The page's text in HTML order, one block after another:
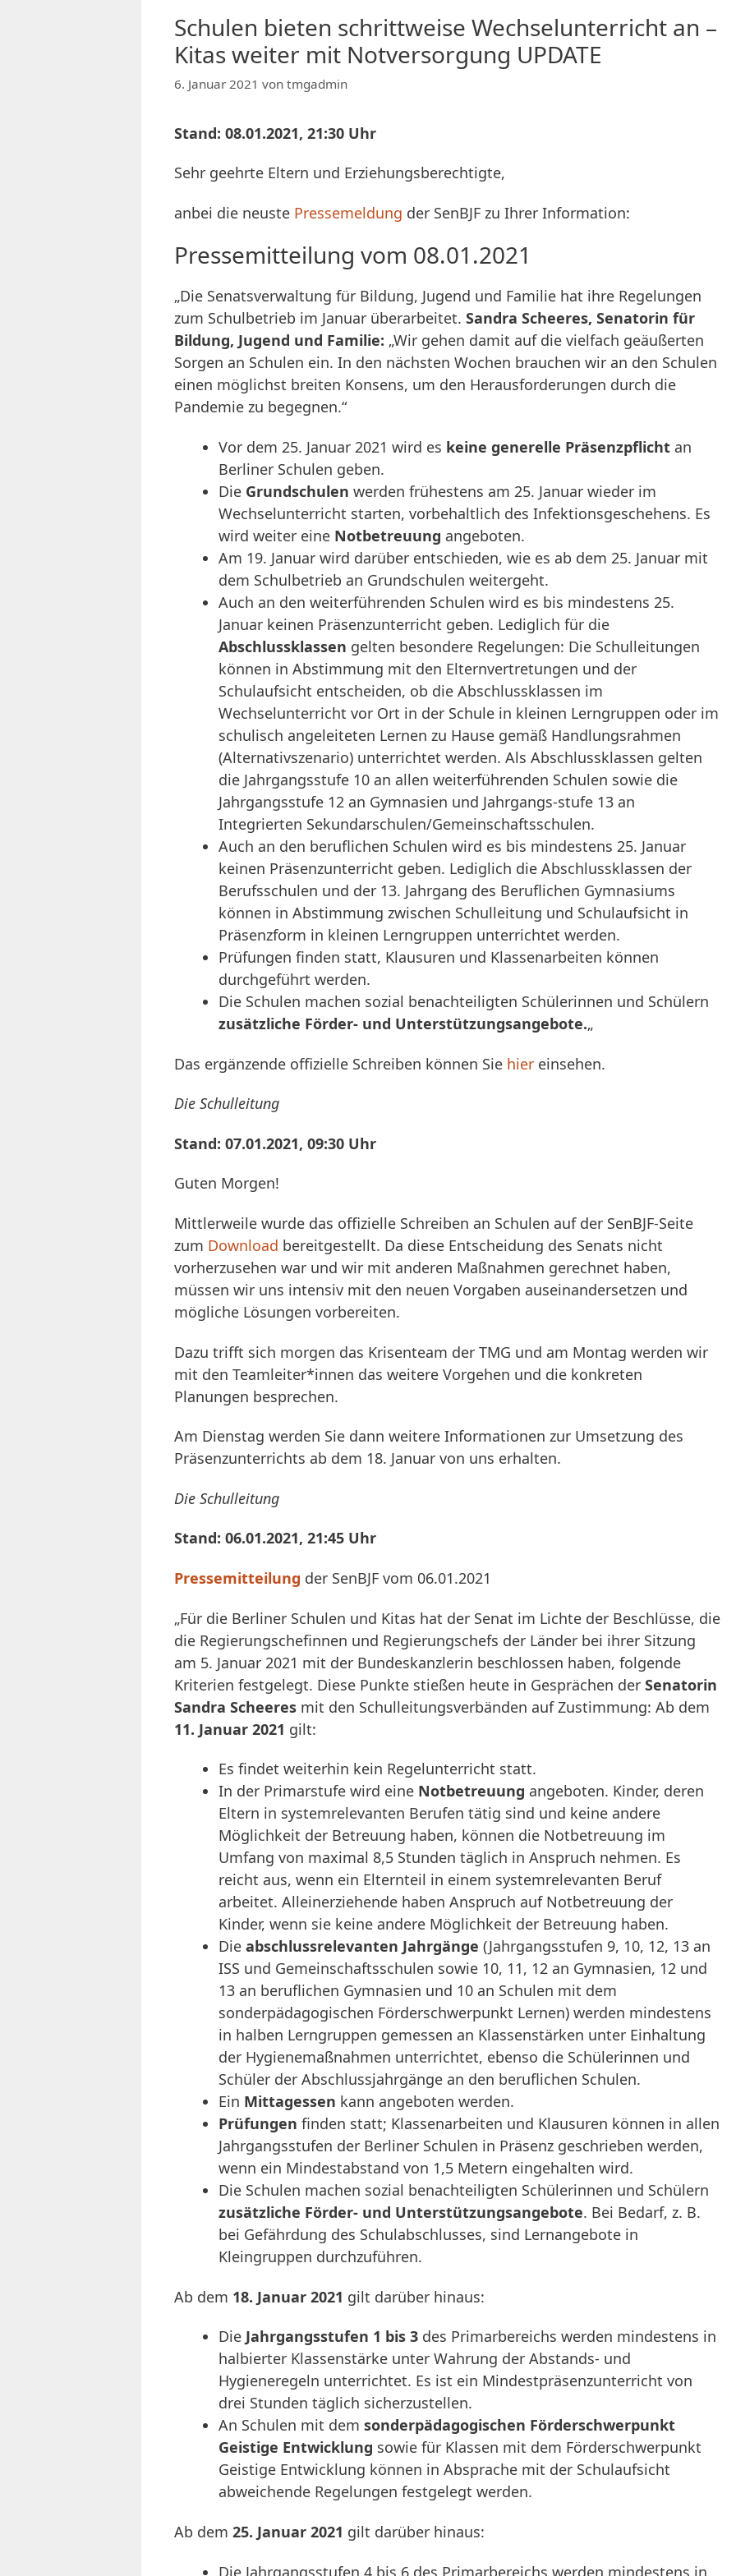
Schulen bieten schrittweise Wechselunterricht an –
Kitas weiter mit Notversorgung UPDATE
6. Januar 2021 von tmgadmin
Stand: 08.01.2021, 21:30 Uhr
Sehr geehrte Eltern und Erziehungsberechtigte,
anbei die neuste Pressemeldung der SenBJF zu Ihrer Information:
Pressemitteilung vom 08.01.2021
„Die Senatsverwaltung für Bildung, Jugend und Familie hat ihre Regelungen
zum Schulbetrieb im Januar überarbeitet. Sandra Scheeres, Senatorin für
Bildung, Jugend und Familie: „Wir gehen damit auf die vielfach geäußerten
Sorgen an Schulen ein. In den nächsten Wochen brauchen wir an den Schulen
einen möglichst breiten Konsens, um den Herausforderungen durch die
Pandemie zu begegnen.“
Vor dem 25. Januar 2021 wird es keine generelle Präsenzpflicht an
Berliner Schulen geben.
Die Grundschulen werden frühestens am 25. Januar wieder im
Wechselunterricht starten, vorbehaltlich des Infektionsgeschehens. Es
wird weiter eine Notbetreuung angeboten.
Am 19. Januar wird darüber entschieden, wie es ab dem 25. Januar mit
dem Schulbetrieb an Grundschulen weitergeht.
Auch an den weiterführenden Schulen wird es bis mindestens 25.
Januar keinen Präsenzunterricht geben. Lediglich für die
Abschlussklassen gelten besondere Regelungen: Die Schulleitungen
können in Abstimmung mit den Elternvertretungen und der
Schulaufsicht entscheiden, ob die Abschlussklassen im
Wechselunterricht vor Ort in der Schule in kleinen Lerngruppen oder im
schulisch angeleiteten Lernen zu Hause gemäß Handlungsrahmen
(Alternativszenario) unterrichtet werden. Als Abschlussklassen gelten
die Jahrgangsstufe 10 an allen weiterführenden Schulen sowie die
Jahrgangsstufe 12 an Gymnasien und Jahrgangs-stufe 13 an
Integrierten Sekundarschulen/Gemeinschaftsschulen.
Auch an den beruflichen Schulen wird es bis mindestens 25. Januar
keinen Präsenzunterricht geben. Lediglich die Abschlussklassen der
Berufsschulen und der 13. Jahrgang des Beruflichen Gymnasiums
können in Abstimmung zwischen Schulleitung und Schulaufsicht in
Präsenzform in kleinen Lerngruppen unterrichtet werden.
Prüfungen finden statt, Klausuren und Klassenarbeiten können
durchgeführt werden.
Die Schulen machen sozial benachteiligten Schülerinnen und Schülern
zusätzliche Förder- und Unterstützungsangebote.„
Das ergänzende offizielle Schreiben können Sie hier einsehen.
Die Schulleitung
Stand: 07.01.2021, 09:30 Uhr
Guten Morgen!
Mittlerweile wurde das offizielle Schreiben an Schulen auf der SenBJF-Seite
zum Download bereitgestellt. Da diese Entscheidung des Senats nicht
vorherzusehen war und wir mit anderen Maßnahmen gerechnet haben,
müssen wir uns intensiv mit den neuen Vorgaben auseinandersetzen und
mögliche Lösungen vorbereiten.
Dazu trifft sich morgen das Krisenteam der TMG und am Montag werden wir
mit den Teamleiter*innen das weitere Vorgehen und die konkreten
Planungen besprechen.
Am Dienstag werden Sie dann weitere Informationen zur Umsetzung des
Präsenzunterrichts ab dem 18. Januar von uns erhalten.
Die Schulleitung
Stand: 06.01.2021, 21:45 Uhr
Pressemitteilung der SenBJF vom 06.01.2021
„Für die Berliner Schulen und Kitas hat der Senat im Lichte der Beschlüsse, die
die Regierungschefinnen und Regierungschefs der Länder bei ihrer Sitzung
am 5. Januar 2021 mit der Bundeskanzlerin beschlossen haben, folgende
Kriterien festgelegt. Diese Punkte stießen heute in Gesprächen der Senatorin
Sandra Scheeres mit den Schulleitungsverbänden auf Zustimmung: Ab dem
11. Januar 2021 gilt:
Es findet weiterhin kein Regelunterricht statt.
In der Primarstufe wird eine Notbetreuung angeboten. Kinder, deren
Eltern in systemrelevanten Berufen tätig sind und keine andere
Möglichkeit der Betreuung haben, können die Notbetreuung im
Umfang von maximal 8,5 Stunden täglich in Anspruch nehmen. Es
reicht aus, wenn ein Elternteil in einem systemrelevanten Beruf
arbeitet. Alleinerziehende haben Anspruch auf Notbetreuung der
Kinder, wenn sie keine andere Möglichkeit der Betreuung haben.
Die abschlussrelevanten Jahrgänge (Jahrgangsstufen 9, 10, 12, 13 an
ISS und Gemeinschaftsschulen sowie 10, 11, 12 an Gymnasien, 12 und
13 an beruflichen Gymnasien und 10 an Schulen mit dem
sonderpädagogischen Förderschwerpunkt Lernen) werden mindestens
in halben Lerngruppen gemessen an Klassenstärken unter Einhaltung
der Hygienemaßnahmen unterrichtet, ebenso die Schülerinnen und
Schüler der Abschlussjahrgänge an den beruflichen Schulen.
Ein Mittagessen kann angeboten werden.
Prüfungen finden statt; Klassenarbeiten und Klausuren können in allen
Jahrgangsstufen der Berliner Schulen in Präsenz geschrieben werden,
wenn ein Mindestabstand von 1,5 Metern eingehalten wird.
Die Schulen machen sozial benachteiligten Schülerinnen und Schülern
zusätzliche Förder- und Unterstützungsangebote. Bei Bedarf, z. B.
bei Gefährdung des Schulabschlusses, sind Lernangebote in
Kleingruppen durchzuführen.
Ab dem 18. Januar 2021 gilt darüber hinaus:
Die Jahrgangsstufen 1 bis 3 des Primarbereichs werden mindestens in
halbierter Klassenstärke unter Wahrung der Abstands- und
Hygieneregeln unterrichtet. Es ist ein Mindestpräsenzunterricht von
drei Stunden täglich sicherzustellen.
An Schulen mit dem sonderpädagogischen Förderschwerpunkt
Geistige Entwicklung sowie für Klassen mit dem Förderschwerpunkt
Geistige Entwicklung können in Absprache mit der Schulaufsicht
abweichende Regelungen festgelegt werden.
Ab dem 25. Januar 2021 gilt darüber hinaus:
Die Jahrgangsstufen 4 bis 6 des Primarbereichs werden mindestens in